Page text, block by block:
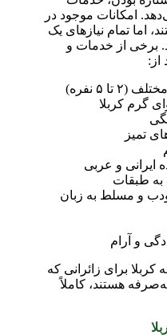
امکانات موجود در
اما تمام نیازهای یک
برخی از خدمات و
از:
۵ نفره)
گرم کربلا
تمیز
ایرانی و عربی
به طبقات
مودب و مسلط به زبان
و آرام
برای زائرانی که
هستند، کاملاً